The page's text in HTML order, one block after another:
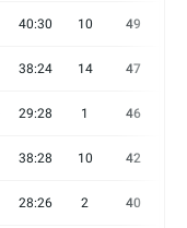
40:30 10 49
38:24 14 47
29:28 1 46
38:28 10 42
28:26 2 40